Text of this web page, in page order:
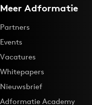
Meer Adformatie
Partners
Events
Vacatures
Whitepapers
Nieuwsbrief
Adformatie Academy